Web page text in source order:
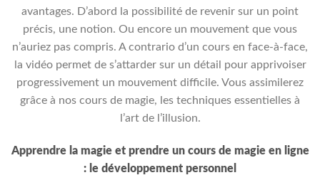
avantages. D’abord la possibilité de revenir sur un point
précis, une notion. Ou encore un mouvement que vous
n’auriez pas compris. A contrario d’un cours en face-à-face,
la vidéo permet de s’attarder sur un détail pour apprivoiser
progressivement un mouvement difficile. Vous assimilerez
grâce à nos cours de magie, les techniques essentielles à
l’art de l’illusion.
Apprendre la magie et prendre un cours de magie en ligne
: le développement personnel